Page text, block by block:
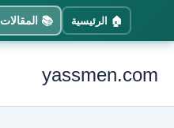
content
yassmen.com
🏠 الرئيسية 📚 المقالات